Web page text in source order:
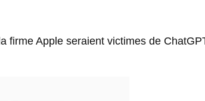
Apple seraient victimes de